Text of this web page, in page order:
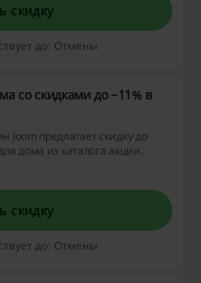
скидку
до: Отмены
со скидками до −11% в
Joom предлагает скидку до
дома из каталога акции.
скидку
до: Отмены